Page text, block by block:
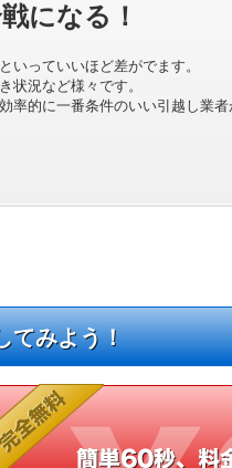
になる！
いっていいほど差がでます。
状況など様々です。
率的に一番条件のいい引越し業者
てみよう！